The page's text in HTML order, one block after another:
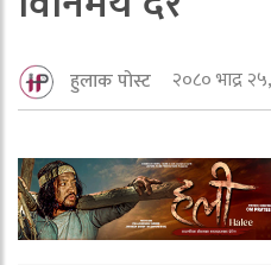
हुलाक पोस्ट २०८० भाद्र